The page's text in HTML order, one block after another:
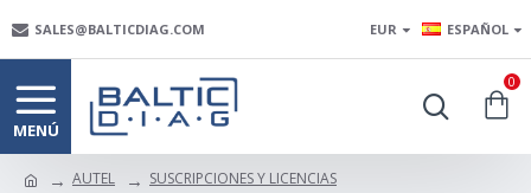
SALES@BALTICDIAG.COM EUR ESPAÑOL
0
AUTEL
SUSCRIPCIONES Y LICENCIAS